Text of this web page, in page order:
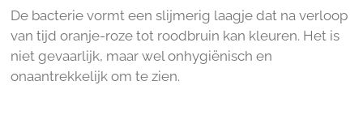
De bacterie vormt een slijmerig laagje dat na verloop
van tijd oranje-roze tot roodbruin kan kleuren. Het is
niet gevaarlijk, maar wel onhygiënisch en
onaantrekkelijk om te zien.